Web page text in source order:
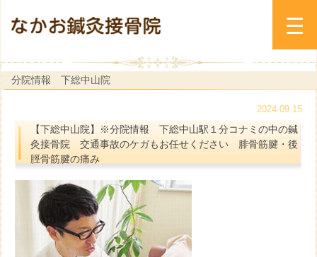
分院情報 下総中山院
2024.09.15
【下総中山院】※分院情報 下総中山駅１分コナミの中の鍼
灸接骨院 交通事故のケガもお任せください 腓骨筋腱・後
脛骨筋腱の痛み